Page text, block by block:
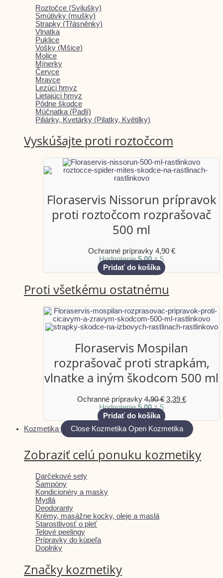
Roztočce (Svilušky)
Smútivky (mušky)
Strapky (Třásněnky)
Vlnatka
Puklice
Vošky (Mšice)
Molice
Mínerky
Červce
Mravce
Lezúci hmyz
Lietajúci hmyz
Pôdne škodce
Múčnatka (Padlí)
Piliárky, Kvetárky (Pilatky, Květilky)
Vyskúšajte proti roztočcom
Floraservis Nissorun prípravok
proti roztočcom rozprašovač
500 ml
Ochranné prípravky 4,90 €
Hodnotenie5.00z 5
Pridať do košíka
Proti všetkému ostatnému
Floraservis Mospilan
rozprašovač proti strapkám,
vlnatke a iným škodcom 500 ml
Ochranné prípravky4,90€ 3,39 €
Hodnotenie5.00z 5
Pridať do košíka
Kozmetika
Close Kozmetika Open Kozmetika
Zobraziť celú ponuku kozmetiky
Darčekové sety
Šampóny
Kondicionéry a masky
Mydlá
Deodoranty
Krémy, masážne kocky, oleje a maslá
Starostlivosť o pleť
Telové peelingy
Prípravky do kúpeľa
Doplnky
Značky kozmetiky